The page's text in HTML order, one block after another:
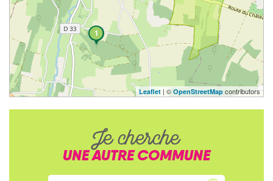
1
Leaflet | © OpenStreetMap contributors
Je cherche
UNE AUTRE COMMUNE